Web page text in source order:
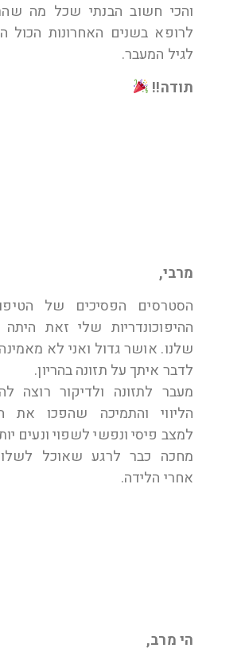
והכי חשוב הבנתי שכל מה
לרופא בשנים האחרונות הכול
לגיל המעבר.
תודה!!
מרבי,
הסטרסים הפסיכים של
ההיפוכונדריות שלי זאת
שלנו. אושר גדול ואני לא
לדבר איתך על תזונה בהריון.
מעבר לתזונה ולדיקור רוצה
הליווי והתמיכה שהפכו את
למצב פיסי ונפשי לשפוי ונעים
מחכה כבר לרגע שאוכל
אחרי הלידה.
הי מרב,